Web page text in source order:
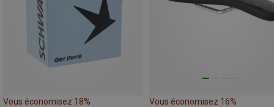
Vous économisez 18% Vous économisez 16%